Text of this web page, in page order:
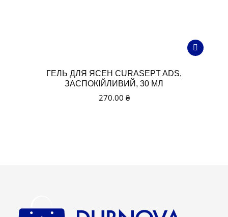
ГЕЛЬ ДЛЯ ЯСЕН CURASEPT ADS,
ЗАСПОКІЙЛИВИЙ, 30 МЛ
270.00 ₴